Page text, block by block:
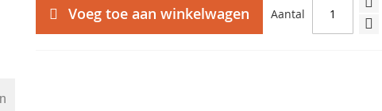
Aantal
Voeg toe aan winkelwagen